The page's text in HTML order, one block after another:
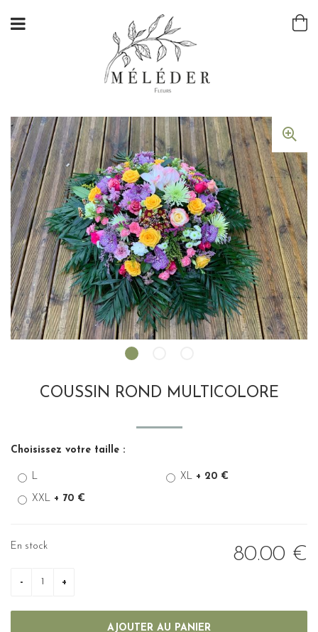
COUSSIN ROND MULTICOLORE
Choisissez votre taille :
L XL + 20 €
XXL + 70 €
80.00 €
En stock